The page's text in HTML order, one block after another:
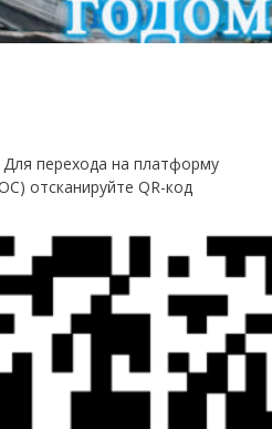
перехода на платформу
отсканируйте QR-код